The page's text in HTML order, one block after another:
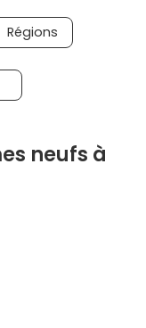
Régions
neufs à